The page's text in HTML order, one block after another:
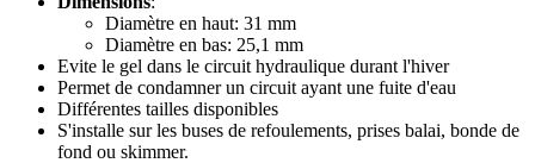
Diamètre en haut: 31 mm
Diamètre en bas: 25,1 mm
Evite le gel dans le circuit hydraulique durant l'hiver
Permet de condamner un circuit ayant une fuite d'eau
Différentes tailles disponibles
S'installe sur les buses de refoulements, prises balai, bonde de
fond ou skimmer.